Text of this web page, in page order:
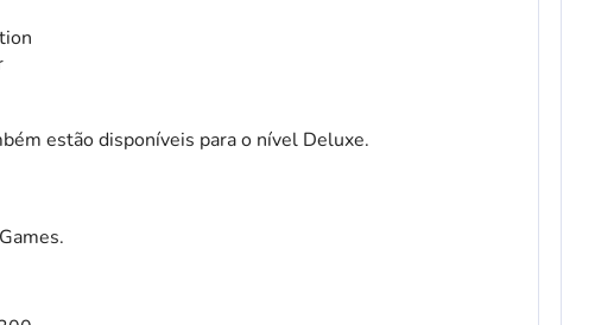
estão disponíveis para o nível Deluxe.